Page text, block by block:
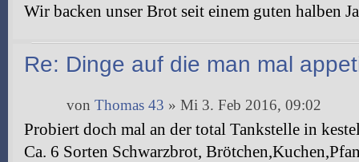
Wir backen unser Brot seit einem guten halben
Re: Dinge auf die man mal
von Thomas 43 » Mi 3. Feb 2016, 09:02
Probiert doch mal an der total Tankstelle in
Ca. 6 Sorten Schwarzbrot,